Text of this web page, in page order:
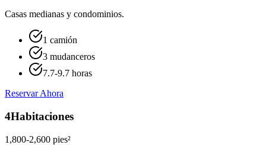
Casas medianas y condominios.
1 camión
3 mudanceros
7.7-9.7 horas
Reservar Ahora
4Habitaciones
1,800-2,600 pies²